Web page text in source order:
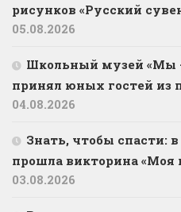
рисунков «Русский
05.08.2026
Школьный музей «Мы
принял юных гостей из
04.08.2026
Знать, чтобы спасти:
прошла викторина «Моя
03.08.2026